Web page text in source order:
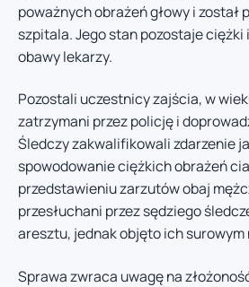
poważnych obrażeń głowy i został
szpitala. Jego stan pozostaje ciężki
obawy lekarzy.
Pozostali uczestnicy zajścia, w
zatrzymani przez policję i
Śledczy zakwalifikowali zdarzenie
spowodowanie ciężkich obrażeń
przedstawieniu zarzutów obaj
przesłuchani przez sędziego
aresztu, jednak objęto ich surowym
Sprawa zwraca uwagę na